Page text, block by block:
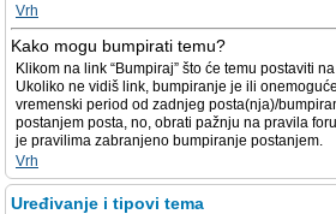
Vrh
Kako mogu bumpirati temu?
Klikom na link “Bumpiraj” što će temu postaviti
Ukoliko ne vidiš link, bumpiranje je ili
vremenski period od zadnjeg posta(nja)/
postanjem posta, no, obrati pažnju na pravila
je pravilima zabranjeno bumpiranje postanjem.
Vrh
Uređivanje i tipovi tema